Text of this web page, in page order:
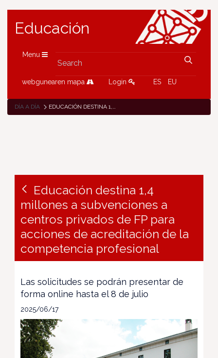
Educación
Menu
webgunearen mapa Login ES EU
DÍA A DÍA EDUCACIÓN DESTINA 1,4 MILLONES A SUBVENCIONES A CENTROS PRIVADOS DE FP PARA ACCIONES DE ACREDITACIÓN DE LA COMPETENCIA PROFESIONAL
Educación destina 1,4
millones a subvenciones a
centros privados de FP para
acciones de acreditación de la
competencia profesional
Las solicitudes se podrán presentar de
forma online hasta el 8 de julio
2025/06/17